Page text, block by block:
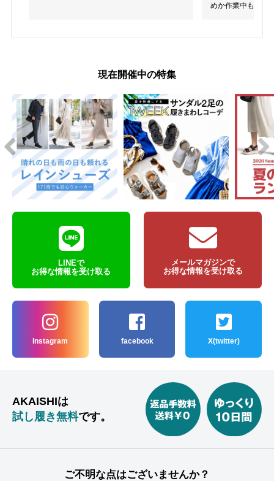
めか作業中も脱げ
現在開催中の特集
LINEで
お得な情報を受け取る
メールマガジンで
お得な情報を受け取る
Instagram facebook X(twitter)
AKAISHIは
試し履き無料です。
ご不明な点はございませんか？